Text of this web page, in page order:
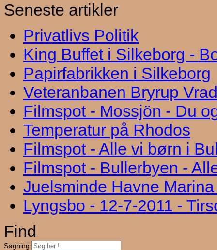
Seneste artikler
Privatlivs Politik
King Buffet i Silkeborg -
Papirfabrikken i Silkeborg
Veteranbanen Bryrup
Filmspot - Mossjön - Du
Temperatur på Rhodos
Filmspot - Alle vi børn i
Filmspot - Bullerbyen -
Juelsminde Havne
Lyngsbo - 12-7-2011 -
Find
Søgning